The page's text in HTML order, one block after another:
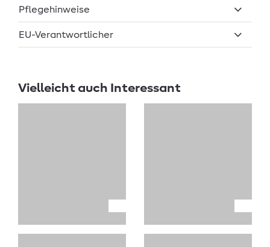
Pflegehinweise
EU-Verantwortlicher
Vielleicht auch Interessant